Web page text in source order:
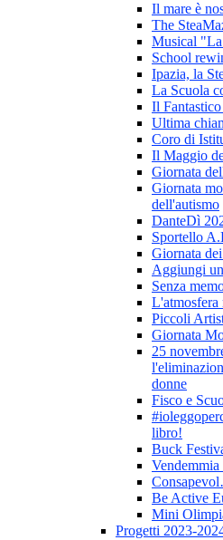
Il mare è
The
Musical
School
Ipazia, la
La Scuola
Il
Ultima
Coro di
Il Maggio
Giornata
Giornata
dell'autismo
DanteDì
Sportello
Giornata
Aggiungi
Senza
L'atmosfera
Piccoli
Giornata
25
donne
Fisco e
libro!
Buck
Be Active
Mini
Progetti 2023-